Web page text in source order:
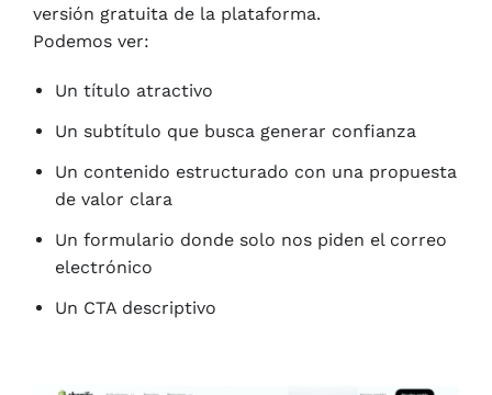
versión gratuita de la plataforma.
Podemos ver:
Un título atractivo
Un subtítulo que busca generar confianza
Un contenido estructurado con una propuesta
de valor clara
Un formulario donde solo nos piden el correo
electrónico
Un CTA descriptivo